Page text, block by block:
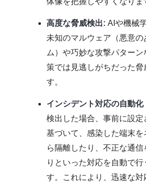
高度な脅威検出: AIや機械
未知のマルウェア（悪意の
ム）や巧妙な攻撃パター
策では見逃しがちだった脅
す。
インシデント対応の自動化
検出した場合、事前に設定
基づいて、感染した端末
ら隔離したり、不正な通信
りといった対応を自動で行
す。これにより、迅速な対